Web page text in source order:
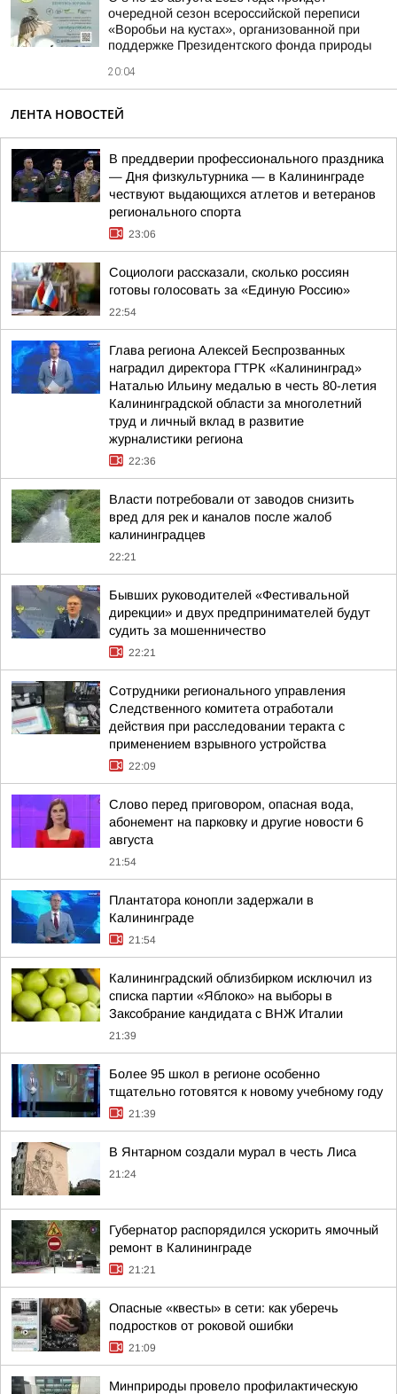
очередной сезон всероссийской переписи
«Воробьи на кустах», организованной при
поддержке Президентского фонда природы
20:04
ЛЕНТА НОВОСТЕЙ
В преддверии профессионального праздника
— Дня физкультурника — в Калининграде
чествуют выдающихся атлетов и ветеранов
регионального спорта
23:06
Социологи рассказали, сколько россиян
готовы голосовать за «Единую Россию»
22:54
Глава региона Алексей Беспрозванных
наградил директора ГТРК «Калининград»
Наталью Ильину медалью в честь 80-летия
Калининградской области за многолетний
труд и личный вклад в развитие
журналистики региона
22:36
Власти потребовали от заводов снизить
вред для рек и каналов после жалоб
калининградцев
22:21
Бывших руководителей «Фестивальной
дирекции» и двух предпринимателей будут
судить за мошенничество
22:21
Сотрудники регионального управления
Следственного комитета отработали
действия при расследовании теракта с
применением взрывного устройства
22:09
Слово перед приговором, опасная вода,
абонемент на парковку и другие новости 6
августа
21:54
Плантатора конопли задержали в
Калининграде
21:54
Калининградский облизбирком исключил из
списка партии «Яблоко» на выборы в
Заксобрание кандидата с ВНЖ Италии
21:39
Более 95 школ в регионе особенно
тщательно готовятся к новому учебному году
21:39
В Янтарном создали мурал в честь Лиса
21:24
Губернатор распорядился ускорить ямочный
ремонт в Калининграде
21:21
Опасные «квесты» в сети: как уберечь
подростков от роковой ошибки
21:09
Минприроды провело профилактическую